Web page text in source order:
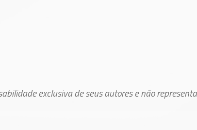
exclusiva de seus autores e não